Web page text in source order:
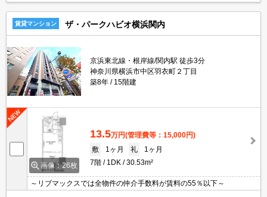
賃貸マンション ザ・パークハビオ横浜関内
京浜東北線・根岸線/関内駅 徒歩3分
神奈川県横浜市中区羽衣町２丁目
築8年
15階建
画像：26枚
13.5万円(管理費等：15,000円)
敷
1ヶ月 礼
1ヶ月
7階
1DK 30.53m²
～リブマックスでは全物件の仲介手数料が賃料の55％以下～